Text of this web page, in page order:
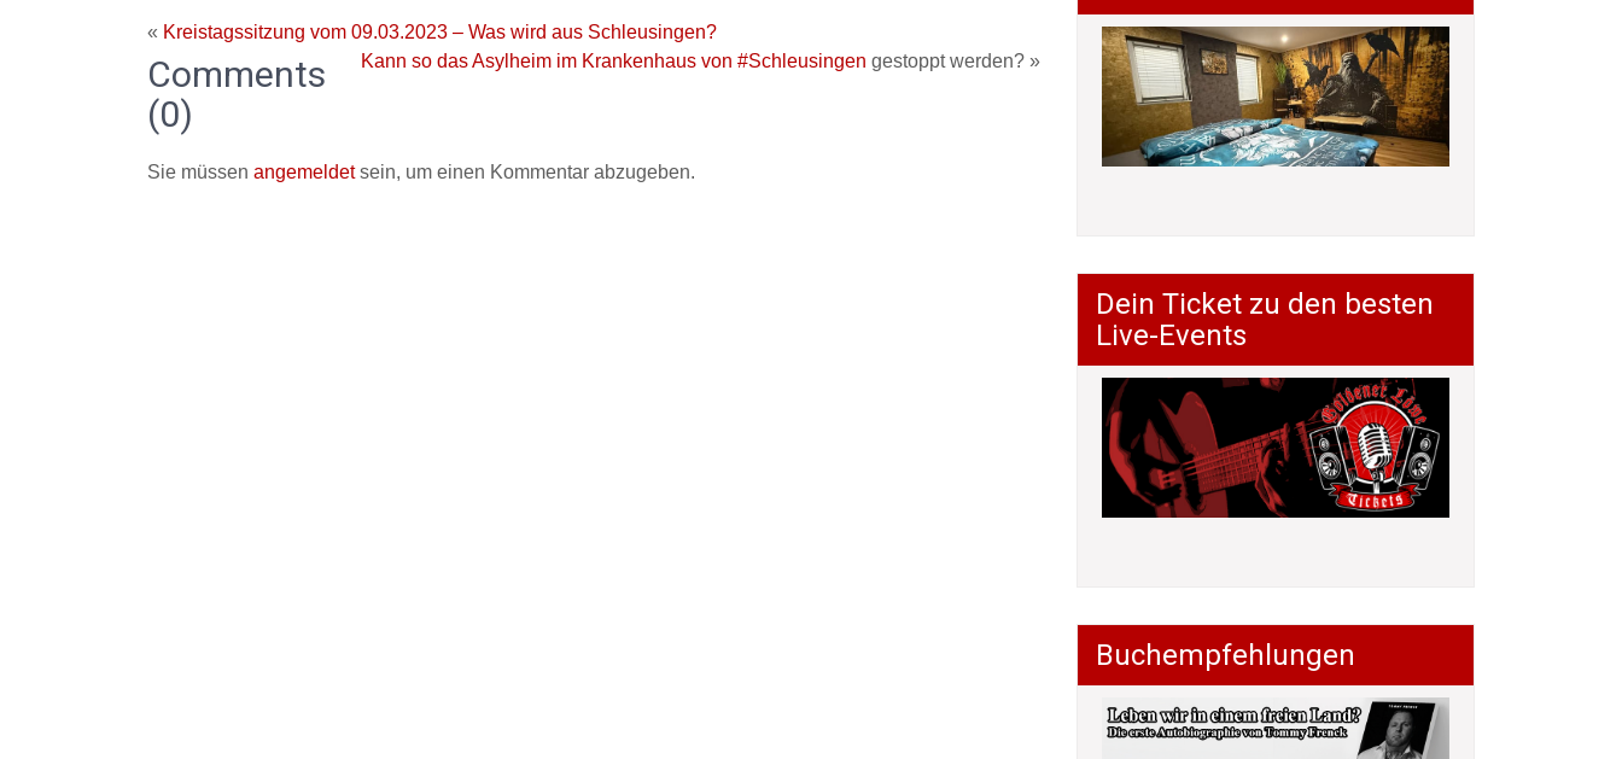
« Kreistagssitzung vom 09.03.2023 – Was wird aus Schleusingen?
Kann so das Asylheim im Krankenhaus von #Schleusingen gestoppt werden? »
Comments
(0)
Sie müssen angemeldetsein, um einen Kommentar abzugeben.
Dein Ticket zu den besten
Live-Events
Buchempfehlungen